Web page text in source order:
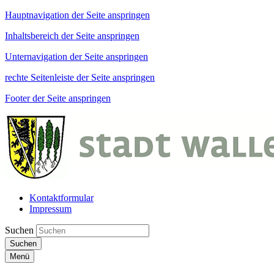
Hauptnavigation der Seite anspringen
Inhaltsbereich der Seite anspringen
Unternavigation der Seite anspringen
rechte Seitenleiste der Seite anspringen
Footer der Seite anspringen
Kontaktformular
Impressum
Suchen
Suchen
Menü